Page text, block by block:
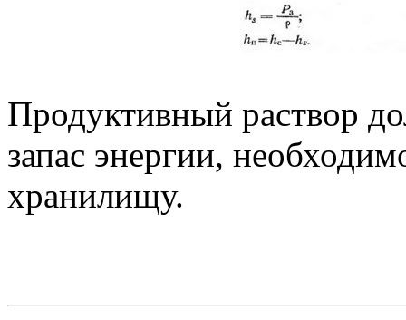
Продуктивный раствор
запас энергии,
хранилищу.